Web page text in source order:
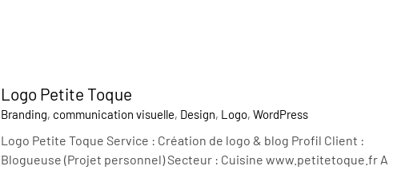
Logo Petite Toque
Branding, communication visuelle, Design, Logo, WordPress
Logo Petite Toque Service : Création de logo & blog Profil Client :
Blogueuse (Projet personnel) Secteur : Cuisine www.petitetoque.fr A